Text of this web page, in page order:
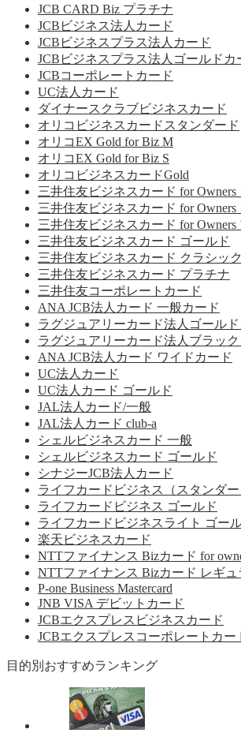
JCB CARD Biz プラチナ
JCBビジネス法人カード
JCBビジネスプラス法人カード
JCBビジネスプラス法人ゴールドカ
JCBコーポレートカード
UC法人カード
ダイナースクラブビジネスカード
オリコビジネスカードスタンダード
オリコEX Gold for Biz M
オリコEX Gold for Biz S
オリコビジネスカードGold
三井住友ビジネスカード for
三井住友ビジネスカード for Owners
三井住友ビジネスカード for Owners
三井住友ビジネスカード ゴールド
三井住友ビジネスカード クラシッ
三井住友ビジネスカード プラチナ
三井住友コーポレートカード
ANA JCB法人カード 一般カード
ラグジュアリーカード法人ゴール
ラグジュアリーカード法人ブラッ
ANA JCB法人カード ワイドカード
UC法人カード
UC法人カード ゴールド
JAL法人カード/一般
JAL法人カード club-a
シェルビジネスカード 一般
シェルビジネスカード ゴールド
シナジーJCB法人カード
ライフカードビジネス（スタンダー
ライフカードビジネス ゴールド
ライフカードビジネスライト ゴー
楽天ビジネスカード
NTTファイナンス Bizカード for
NTTファイナンス Bizカード レギュ
P-one Business Mastercard
JNB VISA デビットカード
JCBエクスプレスビジネスカード
JCBエクスプレスコーポレートカー
目的別おすすめランキング